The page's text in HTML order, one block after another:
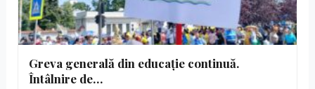
Greva generală din educație continuă.
Întâlnire de…